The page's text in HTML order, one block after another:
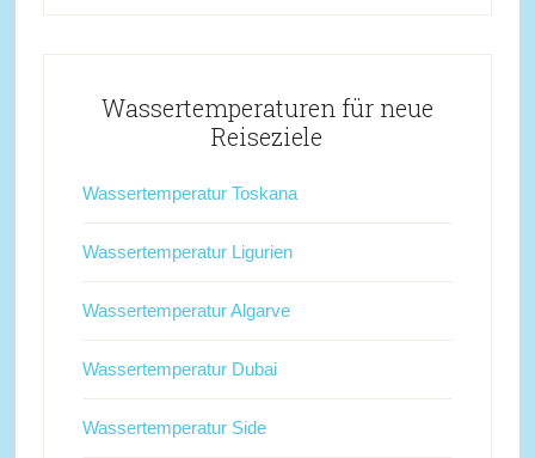
Wassertemperaturen für neue
Reiseziele
Wassertemperatur Toskana
Wassertemperatur Ligurien
Wassertemperatur Algarve
Wassertemperatur Dubai
Wassertemperatur Side